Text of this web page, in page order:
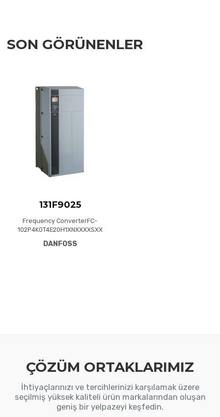
SON GÖRÜNENLER
131F9025
Frequency ConverterFC-
102P4K0T4E20H1XNXXXXSXX
Drive FC-102(P4K0) 4.0 KW /
DANFOSS
ÇÖZÜM ORTAKLARIMIZ
İhtiyaçlarınızı ve tercihlerinizi karşılamak üzere
seçilmiş yüksek kaliteli ürün markalarından oluşan
geniş bir yelpazeyi keşfedin.